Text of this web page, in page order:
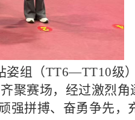
姿组（TT6—TT10级
聚赛场，经过激烈
强拼搏、奋勇争先，